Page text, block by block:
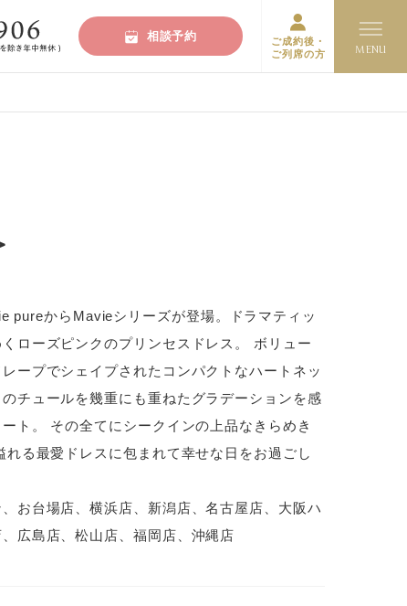
相談予約
ご成約後・
ご列席の方
pureからMavieシリーズが登場。ドラマティッ
ローズピンクのプリンセスドレス。 ボリュー
ープでシェイプされたコンパクトなハートネッ
チュールを幾重にも重ねたグラデーションを感
ト。 その全てにシークインの上品なきらめき
る最愛ドレスに包まれて幸せな日をお過ごし
お台場店、横浜店、新潟店、名古屋店、大阪ハ
広島店、松山店、福岡店、沖縄店